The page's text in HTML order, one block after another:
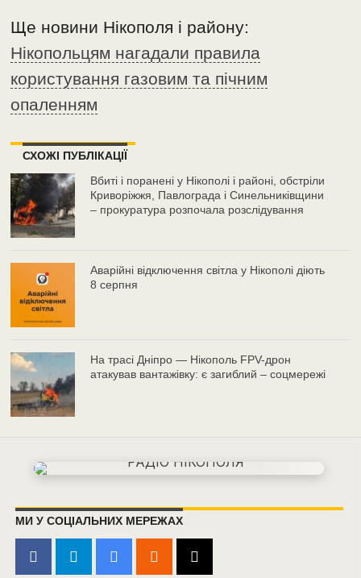
Ще новини Нікополя і району:
Нікопольцям нагадали правила
користування газовим та пічним
опаленням
СХОЖІ ПУБЛІКАЦІЇ
Вбиті і поранені у Нікополі і районі, обстріли
Криворіжжя, Павлограда і Синельниківщини
– прокуратура розпочала розслідування
Аварійні відключення світла у Нікополі діють
8 серпня
На трасі Дніпро — Нікополь FPV-дрон
атакував вантажівку: є загиблий – соцмережі
МИ У СОЦІАЛЬНИХ МЕРЕЖАХ